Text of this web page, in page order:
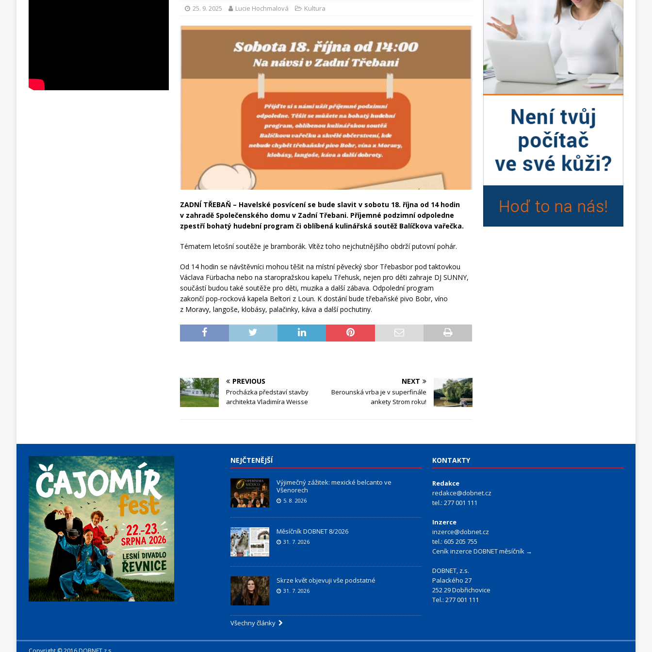
25. 9. 2025 Lucie Hochmalová Kultura
ZADNÍ TŘEBAŇ – Havelské posvícení se bude slavit v sobotu 18. října od 14 hodin
v zahradě Společenského domu v Zadní Třebani. Příjemné podzimní odpoledne
zpestří bohatý hudební program či oblíbená kulinářská soutěž Balíčkova vařečka.
Tématem letošní soutěže je bramborák. Vítěz toho nejchutnějšího obdrží putovní pohár.
Od 14 hodin se návštěvníci mohou těšit na místní pěvecký sbor Třebasbor pod taktovkou
Václava Fürbacha nebo na staropražskou kapelu Třehusk, nejen pro děti zahraje DJ SUNNY,
součástí budou také soutěže pro děti, muzika a další zábava. Odpolední program
zakončí pop-rocková kapela Beltori z Loun. K dostání bude třebaňské pivo Bobr, víno
z Moravy, langoše, klobásy, palačinky, káva a další pochutiny.
PREVIOUS
Procházka představí stavby
architekta Vladimíra Weisse
NEXT
Berounská vrba je v superfinále
ankety Strom roku!
NEJČTENĚJŠÍ
Výjimečný zážitek: mexické belcanto ve
Všenorech
5. 8. 2026
Měsíčník DOBNET 8/2026
31. 7. 2026
Skrze květ objevuji vše podstatné
31. 7. 2026
Všechny články
KONTAKTY
Redakce
redakce@dobnet.cz
tel.: 277 001 111
Inzerce
inzerce@dobnet.cz
tel.: 605 205 755
Ceník inzerce DOBNET měsíčník →
DOBNET, z.s.
Palackého 27
252 29 Dobřichovice
Tel.: 277 001 111